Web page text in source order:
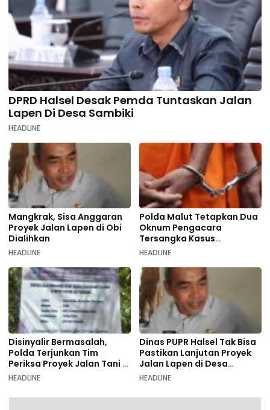
DPRD Halsel Desak Pemda Tuntaskan Jalan
Lapen Di Desa Sambiki
HEADLINE
Mangkrak, Sisa Anggaran
Proyek Jalan Lapen di Obi
Dialihkan
HEADLINE
Polda Malut Tetapkan Dua
Oknum Pengacara
Tersangka Kasus
Pemalsuan Dokumen
HEADLINE
Disinyalir Bermasalah,
Polda Terjunkan Tim
Periksa Proyek Jalan Tani di
Galala
HEADLINE
Dinas PUPR Halsel Tak Bisa
Pastikan Lanjutan Proyek
Jalan Lapen di Desa
Sambiki
HEADLINE